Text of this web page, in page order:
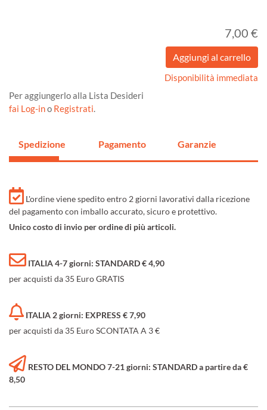
7,00 €
Disponibilità immediata
Per aggiungerlo alla Lista Desideri
fai Log-ino Registrati.
Spedizione Pagamento Garanzie
L'ordine viene spedito entro 2 giorni lavorativi dalla ricezione
del pagamento con imballo accurato, sicuro e protettivo.
Unico costo di invio per ordine di più articoli.
ITALIA 4-7 giorni: STANDARD € 4,90
per acquisti da 35 Euro GRATIS
ITALIA 2 giorni: EXPRESS € 7,90
per acquisti da 35 Euro SCONTATA A 3 €
RESTO DEL MONDO 7-21 giorni: STANDARD a partire da €
8,50